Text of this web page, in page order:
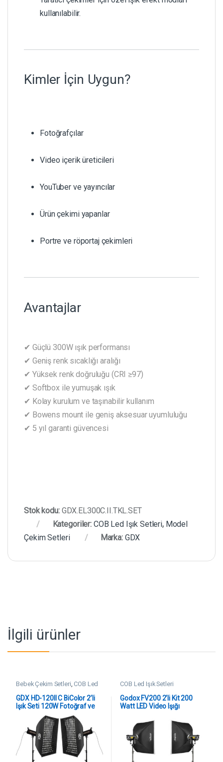
kullanılabilir.
Kimler İçin Uygun?
Fotoğrafçılar
Video içerik üreticileri
YouTuber ve yayıncılar
Ürün çekimi yapanlar
Portre ve röportaj çekimleri
Avantajlar
✔ Güçlü 300W ışık performansı
✔ Geniş renk sıcaklığı aralığı
✔ Yüksek renk doğruluğu (CRI ≥97)
✔ Softbox ile yumuşak ışık
✔ Kolay kurulum ve taşınabilir kullanım
✔ Bowens mount ile geniş aksesuar uyumluluğu
✔ 5 yıl garanti güvencesi
Stok kodu: GDX.EL300C.II.TKL.SET
Kategoriler: COB Led Işık Setleri, Model
Çekim Setleri
Marka: GDX
İlgili ürünler
Bebek Çekim Setleri COB Led
Işık Setleri
GDX HD-120II C BiColor 2’li
Işık Seti 120W Fotoğraf ve
Video LED Işığı
COB Led Işık Setleri
Godox FV200 2’li Kit 200
Watt LED Video Işığı